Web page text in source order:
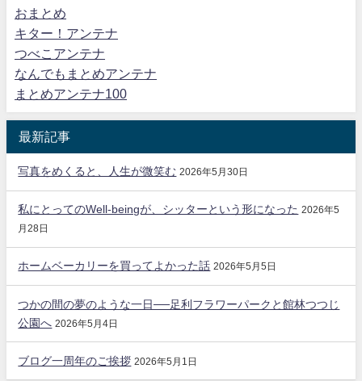
おまとめ
キター！アンテナ
つべこアンテナ
なんでもまとめアンテナ
まとめアンテナ100
最新記事
写真をめくると、人生が微笑む 2026年5月30日
私にとってのWell-beingが、シッターという形になった 2026年5
月28日
ホームベーカリーを買ってよかった話 2026年5月5日
つかの間の夢のような一日──足利フラワーパークと館林つつじ
公園へ 2026年5月4日
ブログ一周年のご挨拶 2026年5月1日